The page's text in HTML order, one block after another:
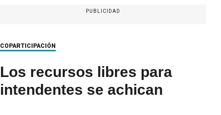
PUBLICIDAD
COPARTICIPACIÓN
Los recursos libres para
intendentes se achican